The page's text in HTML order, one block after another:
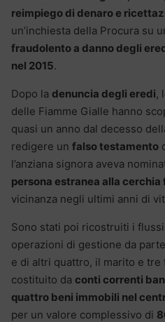
reimpiego di denaro e
un’inchiesta della Procura su
fraudolento a danno degli
nel 2015.
Dopo la denuncia degli eredi,
delle Fiamme Gialle hanno
quasi un anno dal decesso
redigere un falso testamento
l’anziana signora aveva
persona estranea alla cerchia
vicinanza negli ultimi anni di
Sono stati poi ricostruiti i
operazioni di gestione da
e di altri quattro, il marito e
costituito da conti correnti
quattro beni immobili nel
per un valore complessivo di